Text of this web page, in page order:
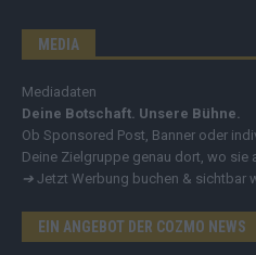
MEDIA
Mediadaten
Deine Botschaft. Unsere Bühne.
Ob Sponsored Post, Banner oder
Deine Zielgruppe genau dort, wo sie
➔ Jetzt Werbung buchen & sichtbar
EIN ANGEBOT DER COZMO NEWS